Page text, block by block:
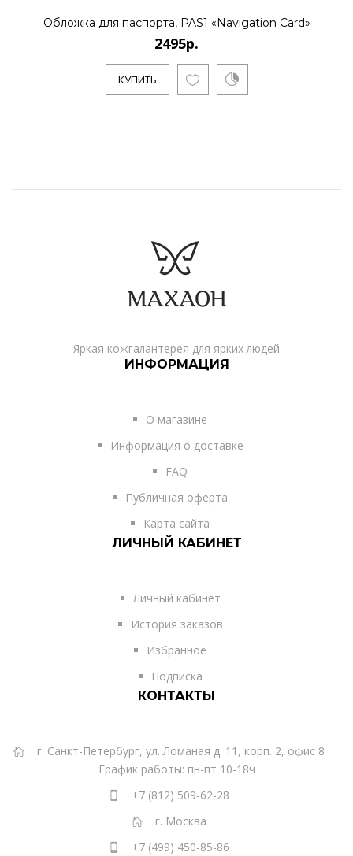
Обложка для паспорта, PAS1 «Navigation Card»
2495р.
КУПИТЬ
Яркая кожгалантерея для ярких людей
ИНФОРМАЦИЯ
О магазине
Информация о доставке
FAQ
Публичная оферта
Карта сайта
ЛИЧНЫЙ КАБИНЕТ
Личный кабинет
История заказов
Избранное
Подписка
КОНТАКТЫ
г. Санкт-Петербург, ул. Ломаная д. 11, корп. 2, офис 8
График работы: пн-пт 10-18ч
+7 (812) 509-62-28
г. Москва
+7 (499) 450-85-86